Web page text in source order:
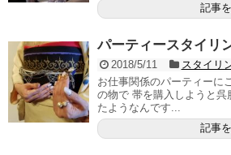
記事
パーティースタイリ
2018/5/11
スタイリ
お仕事関係のパーティーに
の物で 帯を購入しようと
たようなんです...
記事